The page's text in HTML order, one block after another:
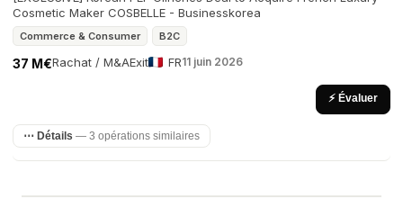
Cosmetic Maker COSBELLE - Businesskorea
Commerce & Consumer B2C
Rachat / M&A
37 M€ Exit FR11 juin 2026
⚡ Évaluer
⋯ Détails — 3 opérations similaires